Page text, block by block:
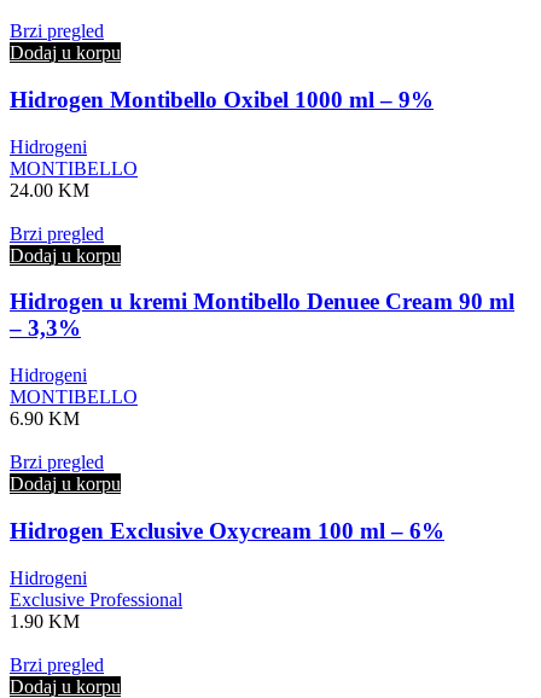
Brzi pregled
Dodaj u korpu
Hidrogen Montibello Oxibel 1000 ml – 9%
Hidrogeni
MONTIBELLO
24.00 KM
Brzi pregled
Dodaj u korpu
Hidrogen u kremi Montibello Denuee Cream 90 ml
– 3,3%
Hidrogeni
MONTIBELLO
6.90 KM
Brzi pregled
Dodaj u korpu
Hidrogen Exclusive Oxycream 100 ml – 6%
Hidrogeni
Exclusive Professional
1.90 KM
Brzi pregled
Dodaj u korpu